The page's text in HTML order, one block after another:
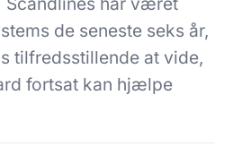
de seneste seks år,
tilfredsstillende at vide,
fortsat kan hjælpe